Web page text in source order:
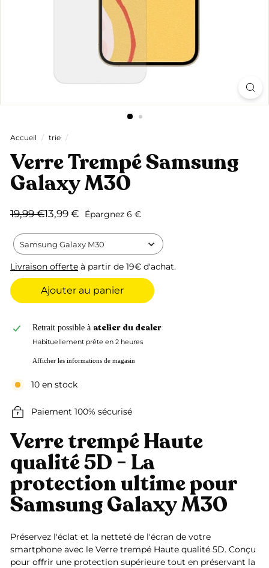
Accueil / trie /
Verre Trempé Samsung
Galaxy M30
Prix
19,99 €19,99
Prix
13,99 €13,99
Épargnez 6 €
Samsung Galaxy M30
Livraison offerte à partir de 19€ d'achat.
Ajouter au panier
Retrait possible à atelier du dealer
Habituellement prête en 2 heures
Afficher les informations de magasin
10 en stock
Paiement 100% sécurisé
Verre trempé Haute
qualité 5D - La
protection ultime pour
Samsung Galaxy M30
Préservez l'éclat et la netteté de l'écran de votre
smartphone avec le Verre trempé Haute qualité 5D. Conçu
pour offrir une protection supérieure tout en préservant la